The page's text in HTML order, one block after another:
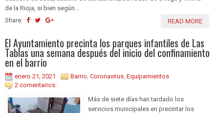
de la Rioja, si bien según...
Share:
READ MORE
El Ayuntamiento precinta los parques infantiles de Las
Tablas una semana después del inicio del confinamiento
en el barrio
enero 21, 2021 Barrio Coronavirus Equipamientos
2 comentarios:
Más de siete días han tardado los
servicios municipales en precintar los